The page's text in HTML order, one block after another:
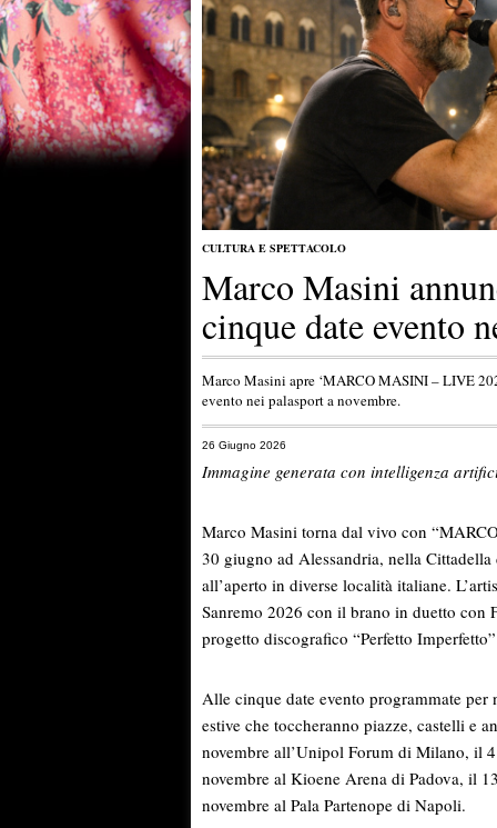
CULTURA E SPETTACOLO
Marco Masini
cinque date evento
Marco Masini apre ‘MARCO MASINI – LIVE
evento nei palasport a novembre.
26 Giugno 2026
Immagine generata con intelligenza
Marco Masini torna dal vivo con
30 giugno ad Alessandria, nella
all’aperto in diverse località italiane.
Sanremo 2026 con il brano in duetto con
progetto discografico “Perfetto
Alle cinque date evento programmate per
estive che toccheranno piazze, castelli e
novembre all’Unipol Forum di Milano, il
novembre al Kioene Arena di Padova, il
novembre al Pala Partenope di Napoli.